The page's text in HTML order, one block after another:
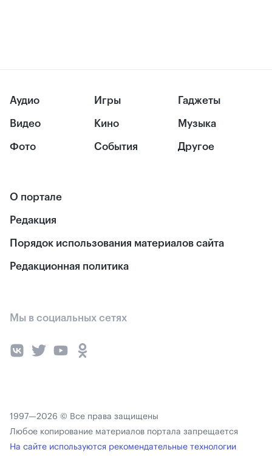
Аудио
Видео
Фото
Игры
Кино
События
Гаджеты
Музыка
Другое
О портале
Редакция
Порядок использования материалов сайта
Редакционная политика
Мы в социальных сетях
1997—2026 © Все права защищены
Любое копирование материалов портала запрещается
На сайте используются рекомендательные технологии